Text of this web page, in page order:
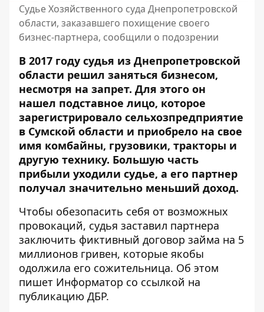
Судье Хозяйственного суда Днепропетровской
области, заказавшего похищение своего
бизнес-партнера, сообщили о подозрении
В 2017 году судья из Днепропетровской
области решил заняться бизнесом,
несмотря на запрет. Для этого он
нашел подставное лицо, которое
зарегистрировало сельхозпредприятие
в Сумской области и приобрело на свое
имя комбайны, грузовики, тракторы и
другую технику. Большую часть
прибыли уходили судье, а его партнер
получал значительно меньший доход.
Чтобы обезопасить себя от возможных
провокаций, судья заставил партнера
заключить фиктивный договор займа на 5
миллионов гривен, которые якобы
одолжила его сожительница. Об этом
пишет Информатор со ссылкой на
публикацию ДБР.